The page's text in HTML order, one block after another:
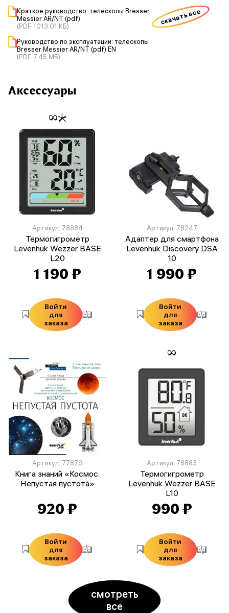
Краткое руководство: телескопы Bresser
Messier AR/NT (pdf)
(PDF, 1013.01 КБ)
Руководство по эксплуатации: телескопы
Bresser Messier AR/NT (pdf) EN
(PDF, 7.45 МБ)
скачать все
Аксессуары
Артикул: 78884
Термогигрометр
Levenhuk Wezzer BASE
L20
1 190 ₽
Войти
для
заказа
Артикул: 78247
Адаптер для смартфона
Levenhuk Discovery DSA
10
1 990 ₽
Войти
для
заказа
Артикул: 77879
Книга знаний «Космос.
Непустая пустота»
920 ₽
Войти
для
заказа
Артикул: 78883
Термогигрометр
Levenhuk Wezzer BASE
L10
990 ₽
Войти
для
заказа
смотреть
все